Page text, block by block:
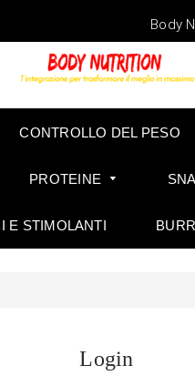
Body
CONTROLLO DEL PESO
PROTEINE
E STIMOLANTI
Login